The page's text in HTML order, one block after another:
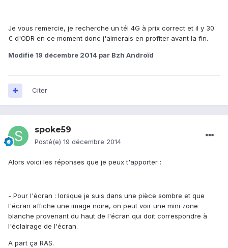
Je vous remercie, je recherche un tél 4G à prix correct et il y 30
€ d'ODR en ce moment donc j'aimerais en profiter avant la fin.
Modifié 19 décembre 2014 par Bzh Androïd
Citer
spoke59
Posté(e) 19 décembre 2014
Alors voici les réponses que je peux t'apporter :
- Pour l'écran : lorsque je suis dans une pièce sombre et que
l'écran affiche une image noire, on peut voir une mini zone
blanche provenant du haut de l'écran qui doit correspondre à
l'éclairage de l'écran.
A part ça RAS.